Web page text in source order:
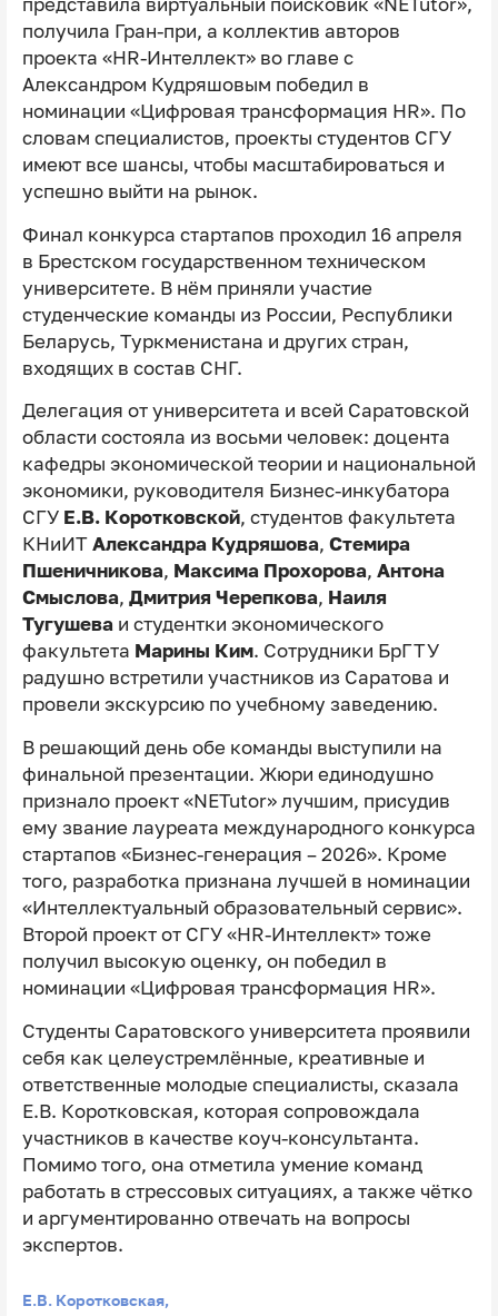
получила Гран-при, а коллектив авторов
проекта «HR-Интеллект» во главе с
Александром Кудряшовым победил в
номинации «Цифровая трансформация HR». По
словам специалистов, проекты студентов СГУ
имеют все шансы, чтобы масштабироваться и
успешно выйти на рынок.
Финал конкурса стартапов проходил 16 апреля
в Брестском государственном техническом
университете. В нём приняли участие
студенческие команды из России, Республики
Беларусь, Туркменистана и других стран,
входящих в состав СНГ.
Делегация от университета и всей Саратовской
области состояла из восьми человек: доцента
кафедры экономической теории и национальной
экономики, руководителя Бизнес-инкубатора
СГУ Е.В. Коротковской, студентов факультета
КНиИТ Александра Кудряшова, Стемира
Пшеничникова, Максима Прохорова, Антона
Смыслова, Дмитрия Черепкова, Наиля
Тугушеваи студентки экономического
факультета Марины Ким. Сотрудники БрГТУ
радушно встретили участников из Саратова и
провели экскурсию по учебному заведению.
В решающий день обе команды выступили на
финальной презентации. Жюри единодушно
признало проект «NETutor» лучшим, присудив
ему звание лауреата международного конкурса
стартапов «Бизнес-генерация – 2026». Кроме
того, разработка признана лучшей в номинации
«Интеллектуальный образовательный сервис».
Второй проект от СГУ «HR-Интеллект» тоже
получил высокую оценку, он победил в
номинации «Цифровая трансформация HR».
Студенты Саратовского университета проявили
себя как целеустремлённые, креативные и
ответственные молодые специалисты, сказала
Е.В. Коротковская, которая сопровождала
участников в качестве коуч-консультанта.
Помимо того, она отметила умение команд
работать в стрессовых ситуациях, а также чётко
и аргументированно отвечать на вопросы
экспертов.
Е.В. Коротковская,